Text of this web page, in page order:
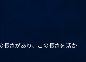
長さがあり、この長さを活か